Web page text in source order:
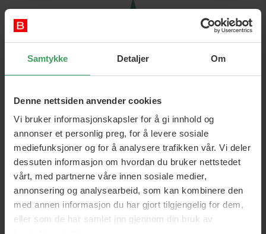
Samtykke Detaljer Om
Denne nettsiden anvender cookies
Vi bruker informasjonskapsler for å gi innhold og
annonser et personlig preg, for å levere sosiale
mediefunksjoner og for å analysere trafikken vår. Vi deler
dessuten informasjon om hvordan du bruker nettstedet
vårt, med partnerne våre innen sosiale medier,
annonsering og analysearbeid, som kan kombinere den
med annen informasjon du har gjort tilgjengelig for dem,
eller som de har samlet inn gjennom din bruk av
NatureCell
...bedriften er basert på en solid kunnskapsbase bygget i
samarbeid med flere bedrifter som har jobbet med hamp
siden 2006. NatureCell selger hudpleieprodukter med CBD. Vi
mener fordelene med CBD bør være tilgjengelig for flere
mennesker. CBD utvinnes fra hampblader og aktiverer
naturlig kroppens endocannabinoidsystem.